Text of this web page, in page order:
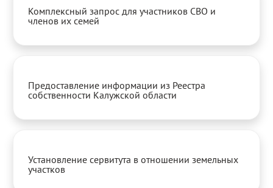
Комплексный запрос для участников СВО и
членов их семей
Предоставление информации из Реестра
собственности Калужской области
Установление сервитута в отношении земельных
участков